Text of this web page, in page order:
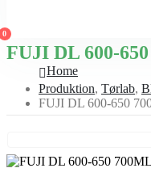
0
FUJI DL 600-
Home
Produktion, Tørlab,
FUJI DL 600-650